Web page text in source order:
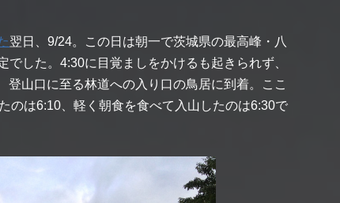
翌日、9/24。この日は朝一で茨城県の最高峰・八
した。4:30に目覚ましをかけるも起きられず、
山口に至る林道への入り口の鳥居に到着。ここ
のは6:10、軽く朝食を食べて入山したのは6:30で